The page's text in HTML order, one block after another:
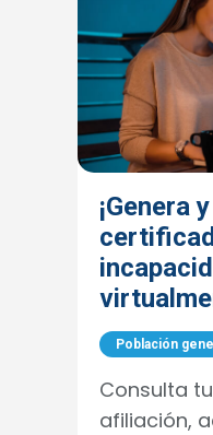
¡Genera
Población
Consulta
afiliación,